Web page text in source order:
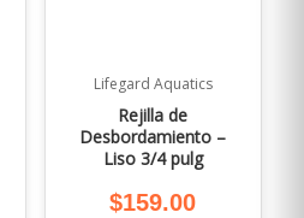
Lifegard Aquatics
Rejilla de
Desbordamiento –
Liso 3/4 pulg
$159.00